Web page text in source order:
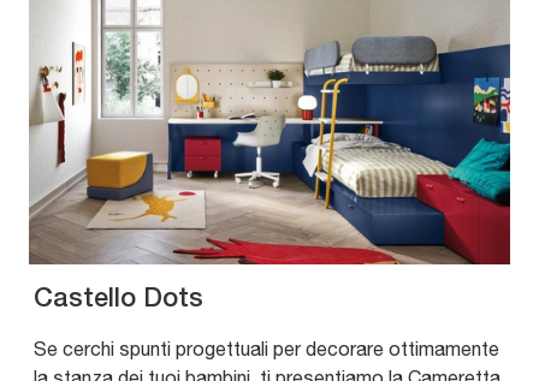
Castello Dots
Se cerchi spunti progettuali per decorare ottimamente